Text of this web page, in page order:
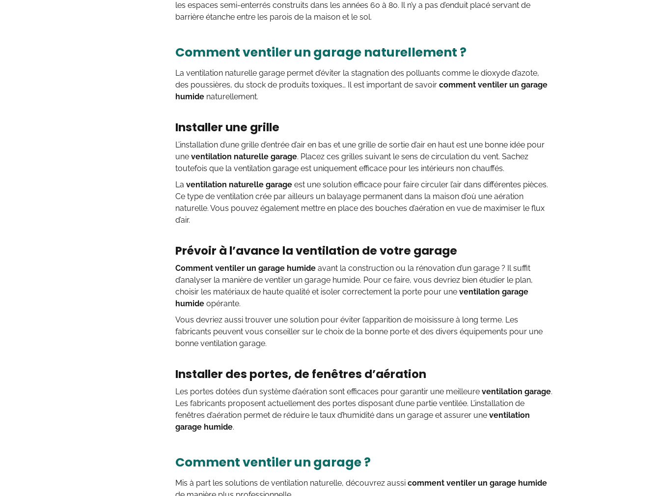
les espaces semi-enterrés construits dans les années 60 à 80. Il n’y a pas d’enduit placé servant de
barrière étanche entre les parois de la maison et le sol.
Comment ventiler un garage naturellement ?
La ventilation naturelle garage permet d’éviter la stagnation des polluants comme le dioxyde d’azote,
des poussières, du stock de produits toxiques… Il est important de savoir comment ventiler un garage
humide naturellement.
Installer une grille
L’installation d’une grille d’entrée d’air en bas et une grille de sortie d’air en haut est une bonne idée pour
une ventilation naturelle garage. Placez ces grilles suivant le sens de circulation du vent. Sachez
toutefois que la ventilation garage est uniquement efficace pour les intérieurs non chauffés.
La ventilation naturelle garage est une solution efficace pour faire circuler l’air dans différentes pièces.
Ce type de ventilation crée par ailleurs un balayage permanent dans la maison d’où une aération
naturelle. Vous pouvez également mettre en place des bouches d’aération en vue de maximiser le flux
d’air.
Prévoir à l’avance la ventilation de votre garage
Comment ventiler un garage humide avant la construction ou la rénovation d’un garage ? Il suffit
d’analyser la manière de ventiler un garage humide. Pour ce faire, vous devriez bien étudier le plan,
choisir les matériaux de haute qualité et isoler correctement la porte pour une ventilation garage
humide opérante.
Vous devriez aussi trouver une solution pour éviter l’apparition de moisissure à long terme. Les
fabricants peuvent vous conseiller sur le choix de la bonne porte et des divers équipements pour une
bonne ventilation garage.
Installer des portes, de fenêtres d’aération
Les portes dotées d’un système d’aération sont efficaces pour garantir une meilleure ventilation garage.
Les fabricants proposent actuellement des portes disposant d’une partie ventilée. L’installation de
fenêtres d’aération permet de réduire le taux d’humidité dans un garage et assurer une ventilation
garage humide.
Comment ventiler un garage ?
Mis à part les solutions de ventilation naturelle, découvrez aussi comment ventiler un garage humide